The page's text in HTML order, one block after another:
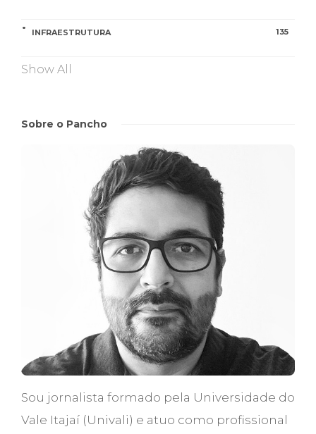
INFRAESTRUTURA 135
Show All
Sobre o Pancho
Sou jornalista formado pela Universidade do
Vale Itajaí (Univali) e atuo como profissional